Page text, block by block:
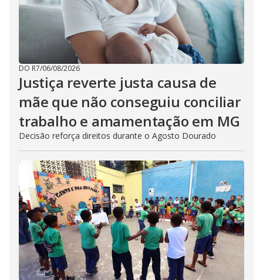
DO R7/06/08/2026
Justiça reverte justa causa de
mãe que não conseguiu conciliar
trabalho e amamentação em MG
Decisão reforça direitos durante o Agosto Dourado